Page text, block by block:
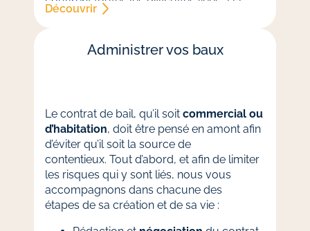
gestion d’une structure :
Découvrir
Administrer vos baux
Le contrat de bail, qu’il soitcommercial ou
d’habitation, doit être pensé en amont afin
d’éviter qu’il soit la source de
contentieux. Tout d’abord, et afin de limiter
les risques qui y sont liés, nous vous
accompagnons dans chacune des
étapes de sa création et de sa vie :